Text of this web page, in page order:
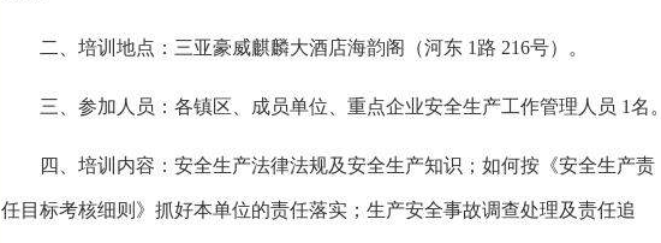
二、培训地点：三亚豪威麒麟大酒店海韵阁（河东 1 路 216号）。
三、参加人员：各镇区、成员单位、重点企业安全生产工作管理人员 1名。
四、培训内容：安全生产法律法规及安全生产知识；如何按《安全生产责
任目标考核细则》抓好本单位的责任落实；生产安全事故调查处理及责任追